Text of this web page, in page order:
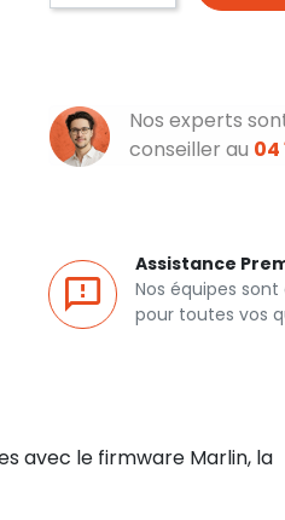
Nos experts
conseiller au 04
Assistance
Nos équipes
pour toutes vos
avec le firmware Marlin, la